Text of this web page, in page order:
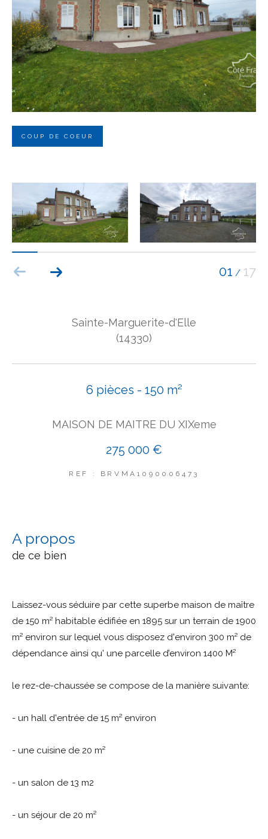
COUP DE COEUR
01 / 17
Sainte-Marguerite-d'Elle
(14330)
6 pièces - 150 m²
MAISON DE MAITRE DU XIXeme
275 000 €
REF : BRVMA1090006473
a propos
de ce bien
Laissez-vous séduire par cette superbe maison de maître
de 150 m² habitable édifiée en 1895 sur un terrain de 1900
m² environ sur lequel vous disposez d'environ 300 m² de
dépendance ainsi qu' une parcelle d’environ 1400 M²
le rez-de-chaussée se compose de la manière suivante:
- un hall d'entrée de 15 m² environ
- une cuisine de 20 m²
- un salon de 13 m2
- un séjour de 20 m²
Budget
Budget
Surface
Surface
Pièces
Référence
AFFINER LES CRITÈRES
TERRASSE PARKING PISCINE